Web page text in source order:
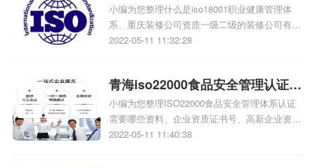
级别最高、房屋建筑工程施工总承包企业资质壹
级包括防雷资质吗相关iso体系认证知识，详情
可查看下方正文！
系资质办理公司
小编为您整理什么是iso18001职业健康管理体
系、重庆装修公司资质一级二级的装修公司有哪
些、寻求重庆的ISO9001认证公司、ISO18001
公司不是重庆本省的职称证吗、问: 重庆市爆破
一级资质公司有那些企业相关iso体系认证知
识、职业健康安全管理体系认证证书
ohsas18001 和iso45001的区别，详情可查看下
2022-05-11 11:32:28
青海iso22000食品安全管理认证资
质公司
小编为您整理ISO22000食品安全管理体系认证
需要哪些资料、企业资质证书号、高新企业资质
认证有什么好处 、安防企业一般都有哪些资质
2022-05-11 11:40:38